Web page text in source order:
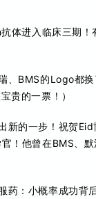
体进入临床三期
、BMS的Logo都
贵的一票！）
新的一步！祝贺Eid
！他曾在BMS、
药：小概率成功背